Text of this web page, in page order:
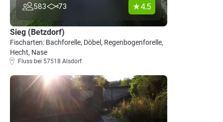
583 73 4.5
Sieg (Betzdorf)
Fischarten: Bachforelle, Döbel, Regenbogenforelle,
Hecht, Nase
Fluss bei 57518 Alsdorf